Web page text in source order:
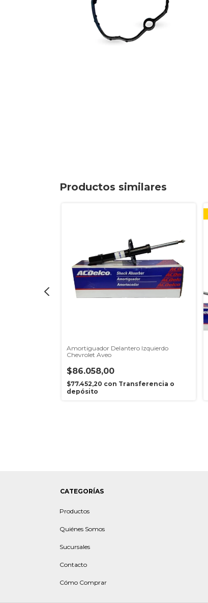
Productos similares
Amortiguador Delantero Izquierdo
Chevrolet Aveo
$86.058,00
$77.452,20 con Transferencia o
depósito
CATEGORÍAS
Productos
Quiénes Somos
Sucursales
Contacto
Cómo Comprar